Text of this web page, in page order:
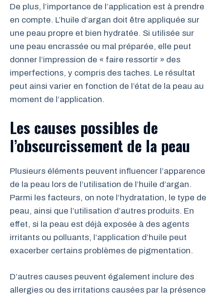
De plus, l’importance de l’application est à prendre
en compte. L’huile d’argan doit être appliquée sur
une peau propre et bien hydratée. Si utilisée sur
une peau encrassée ou mal préparée, elle peut
donner l’impression de « faire ressortir » des
imperfections, y compris des taches. Le résultat
peut ainsi varier en fonction de l’état de la peau au
moment de l’application.
Les causes possibles de
l’obscurcissement de la peau
Plusieurs éléments peuvent influencer l’apparence
de la peau lors de l’utilisation de l’huile d’argan.
Parmi les facteurs, on note l’hydratation, le type de
peau, ainsi que l’utilisation d’autres produits. En
effet, si la peau est déjà exposée à des agents
irritants ou polluants, l’application d’huile peut
exacerber certains problèmes de pigmentation.
D’autres causes peuvent également inclure des
allergies ou des irritations causées par la présence